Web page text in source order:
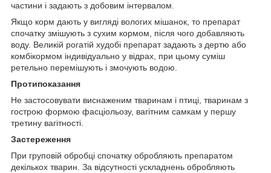
частини і задають з добовим інтервалом.
Якщо корм дають у вигляді вологих мішанок, то препарат
спочатку змішують з сухим кормом, після чого добавляють
воду. Великій рогатій худобі препарат задають з дертю або
комбікормом індивідуально у відрах, при цьому суміш
ретельно перемішують і змочують водою.
Протипоказання
Не застосовувати виснаженим тваринам і птиці, тваринам з
гострою формою фасціольозу, вагітним самкам у першу
третину вагітності.
Застереження
При груповій обробці спочатку обробляють препаратом
декількох тварин. За відсутності ускладнень обробляють